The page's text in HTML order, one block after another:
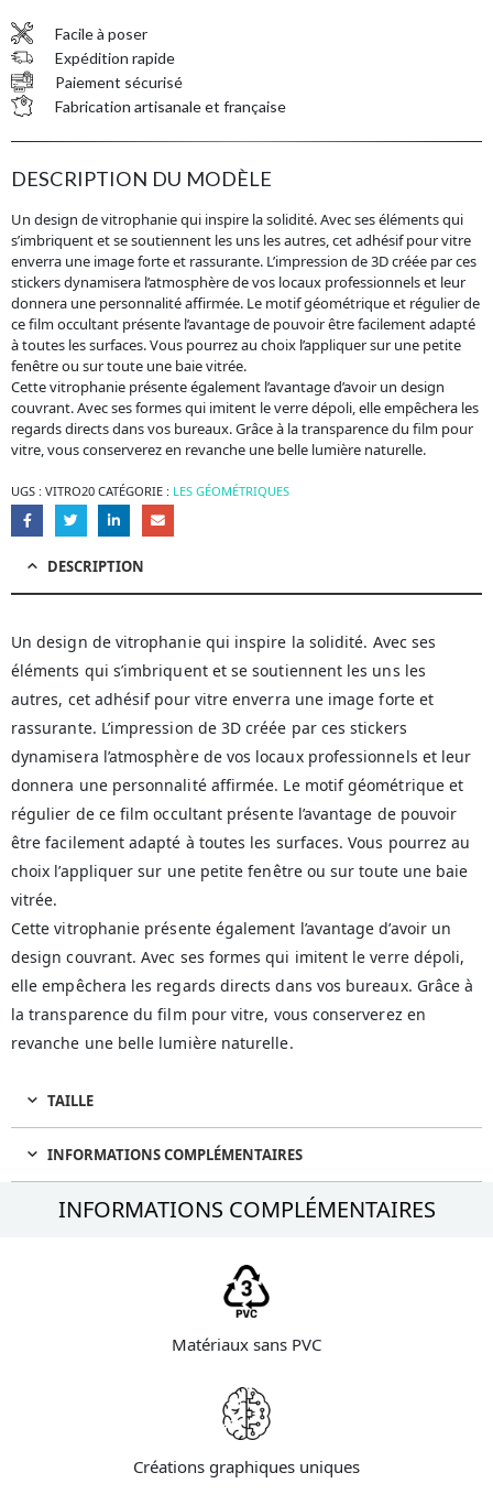
Facile à poser
Expédition rapide
Paiement sécurisé
Fabrication artisanale et française
DESCRIPTION DU MODÈLE
Un design de vitrophanie qui inspire la solidité. Avec ses éléments qui
s’imbriquent et se soutiennent les uns les autres, cet adhésif pour vitre
enverra une image forte et rassurante. L’impression de 3D créée par ces
stickers dynamisera l’atmosphère de vos locaux professionnels et leur
donnera une personnalité affirmée. Le motif géométrique et régulier de
ce film occultant présente l’avantage de pouvoir être facilement adapté
à toutes les surfaces. Vous pourrez au choix l’appliquer sur une petite
fenêtre ou sur toute une baie vitrée.
Cette vitrophanie présente également l’avantage d’avoir un design
couvrant. Avec ses formes qui imitent le verre dépoli, elle empêchera les
regards directs dans vos bureaux. Grâce à la transparence du film pour
vitre, vous conserverez en revanche une belle lumière naturelle.
UGS : VITRO20 CATÉGORIE : LES GÉOMÉTRIQUES
DESCRIPTION
Un design de vitrophanie qui inspire la solidité. Avec ses
éléments qui s’imbriquent et se soutiennent les uns les
autres, cet adhésif pour vitre enverra une image forte et
rassurante. L’impression de 3D créée par ces stickers
dynamisera l’atmosphère de vos locaux professionnels et leur
donnera une personnalité affirmée. Le motif géométrique et
régulier de ce film occultant présente l’avantage de pouvoir
être facilement adapté à toutes les surfaces. Vous pourrez au
choix l’appliquer sur une petite fenêtre ou sur toute une baie
vitrée.
Cette vitrophanie présente également l’avantage d’avoir un
design couvrant. Avec ses formes qui imitent le verre dépoli,
elle empêchera les regards directs dans vos bureaux. Grâce à
la transparence du film pour vitre, vous conserverez en
revanche une belle lumière naturelle.
TAILLE
INFORMATIONS COMPLÉMENTAIRES
INFORMATIONS COMPLÉMENTAIRES
Matériaux sans PVC
Créations graphiques uniques